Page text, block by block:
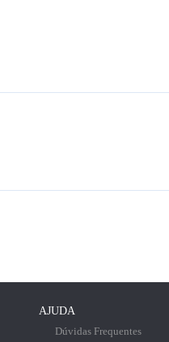
AJUDA
Dúvidas Frequentes